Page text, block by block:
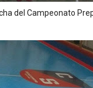
del Campeonato